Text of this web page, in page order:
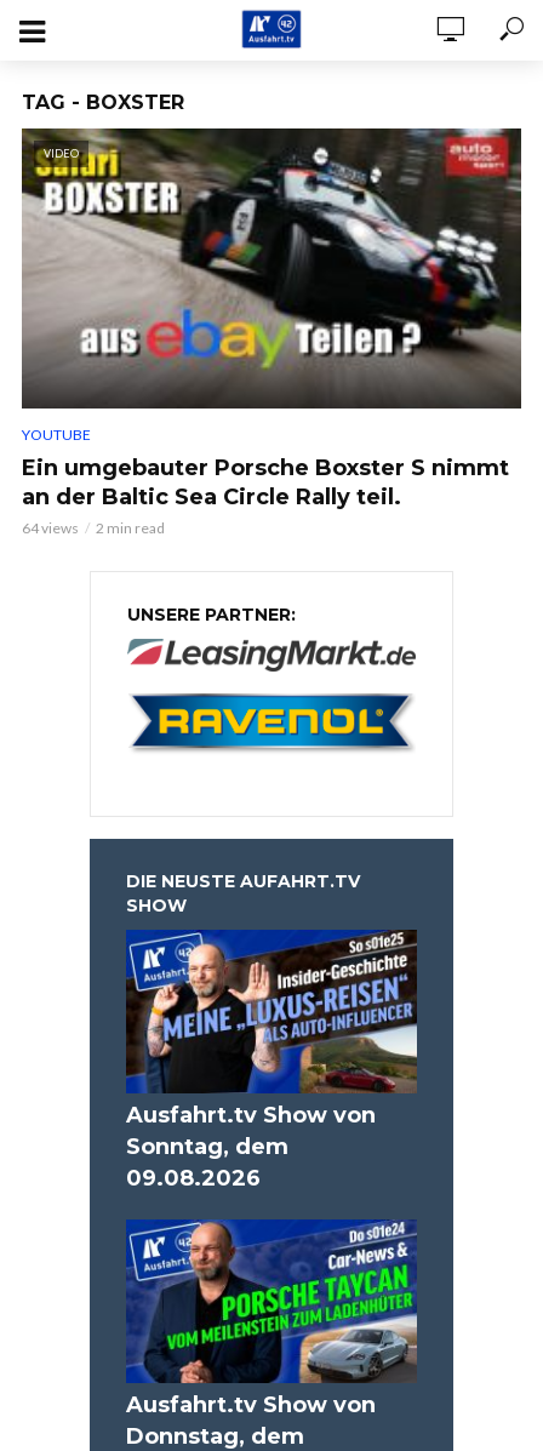
TAG - BOXSTER
VIDEO
YOUTUBE
Ein umgebauter Porsche Boxster S nimmt
an der Baltic Sea Circle Rally teil.
64 views 2 min read
UNSERE PARTNER:
DIE NEUSTE AUFAHRT.TV
SHOW
Ausfahrt.tv Show von
Sonntag, dem
09.08.2026
Ausfahrt.tv Show von
Donnstag, dem